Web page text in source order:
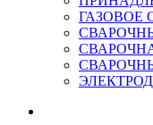
ГАЗОВОЕ